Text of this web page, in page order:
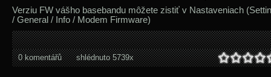
Verziu FW vášho basebandu môžete zistiť v Nastaveniach
/ General / Info / Modem Firmware)
0 komentářů shlédnuto 5739x